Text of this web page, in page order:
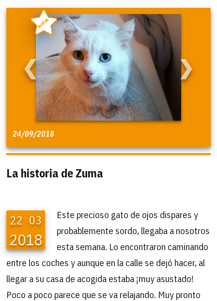
❮ ❯
NUEVA
24/09/2018
La historia de Zuma
22 03
2018
Este precioso gato de ojos dispares y
probablemente sordo, llegaba a nosotros
esta semana. Lo encontraron caminando
entre los coches y aunque en la calle se dejó hacer, al
llegar a su casa de acogida estaba ¡muy asustado!
Poco a poco parece que se va relajando. Muy pronto